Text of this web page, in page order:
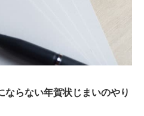
ならない年賀状じまいのやり